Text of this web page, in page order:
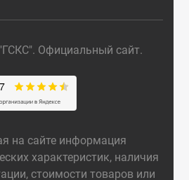
Официальный сайт.
на сайте информация
характеристик, наличия
стоимости товаров или